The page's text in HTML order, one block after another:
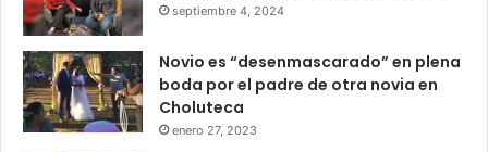
septiembre 4, 2024
Novio es “desenmascarado” en plena
boda por el padre de otra novia en
Choluteca
enero 27, 2023